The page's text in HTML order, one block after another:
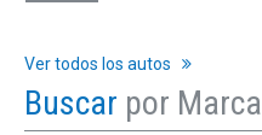
Ver todos los autos
Buscar por Marca